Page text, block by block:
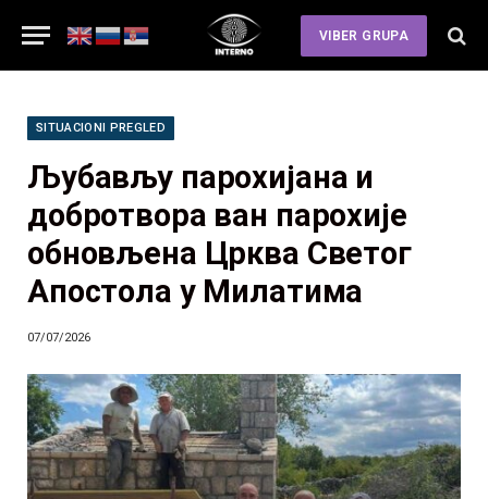
VIBER GRUPA
SITUACIONI PREGLED
Љубављу парохијана и
добротвора ван парохије
обновљена Црква Светог
Апостола у Милатима
07/07/2026